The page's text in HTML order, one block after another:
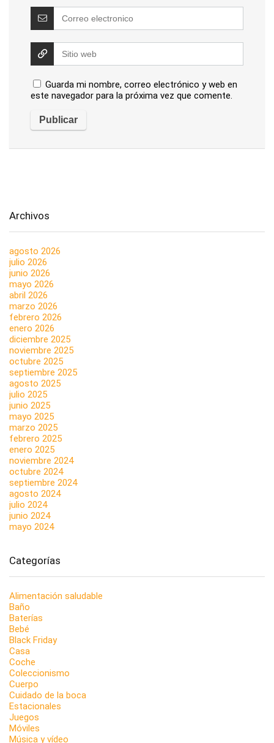
Guarda mi nombre, correo electrónico y web en
este navegador para la próxima vez que comente.
Archivos
agosto 2026
julio 2026
junio 2026
mayo 2026
abril 2026
marzo 2026
febrero 2026
enero 2026
diciembre 2025
noviembre 2025
octubre 2025
septiembre 2025
agosto 2025
julio 2025
junio 2025
mayo 2025
marzo 2025
febrero 2025
enero 2025
noviembre 2024
octubre 2024
septiembre 2024
agosto 2024
julio 2024
junio 2024
mayo 2024
Categorías
Alimentación saludable
Baño
Baterías
Bebé
Black Friday
Casa
Coche
Coleccionismo
Cuerpo
Cuidado de la boca
Estacionales
Juegos
Móviles
Música y vídeo